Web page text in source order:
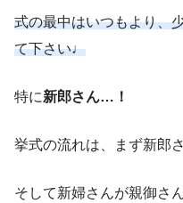
式の最中はいつもより、
て下さい♩
特に新郎さん…！
挙式の流れは、まず新郎
そして新婦さんが親御さ